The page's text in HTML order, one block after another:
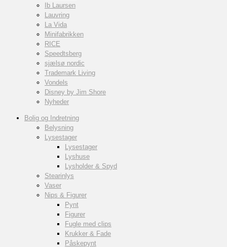
Ib Laursen
Lauvring
La Vida
Minifabrikken
RICE
Speedtsberg
sjælsø nordic
Trademark Living
Vondels
Disney by Jim Shore
Nyheder
Bolig og Indretning
Belysning
Lysestager
Lysestager
Lyshuse
Lysholder & Spyd
Stearinlys
Vaser
Nips & Figurer
Pynt
Figurer
Fugle med clips
Krukker & Fade
Påskepynt